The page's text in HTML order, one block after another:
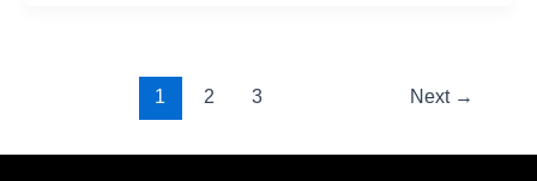
1 2 3 Next →